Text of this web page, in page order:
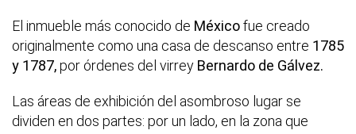
El inmueble más conocido de Méxicofue creado
originalmente como una casa de descanso entre 1785
y 1787,por órdenes del virrey Bernardo de Gálvez.
Las áreas de exhibición del asombroso lugar se
dividen en dos partes: por un lado, en la zona que